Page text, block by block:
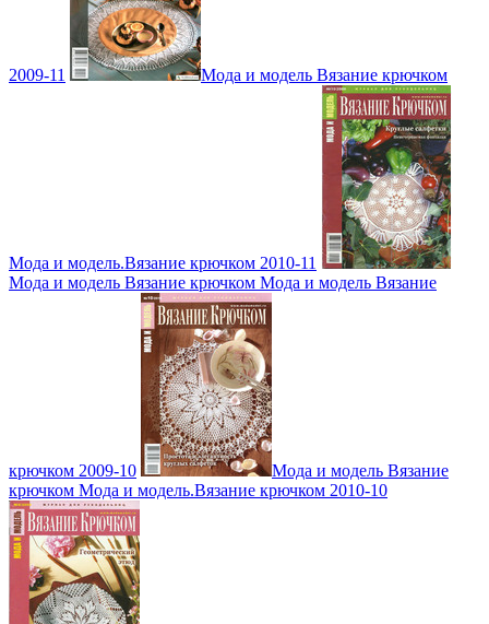
2009-11 Мода и модель Вязание крючком
Мода и модель.Вязание крючком 2010-11
Мода и модель Вязание крючком Мода и модель Вязание
крючком 2009-10
Мода и модель Вязание
крючком Мода и модель.Вязание крючком 2010-10